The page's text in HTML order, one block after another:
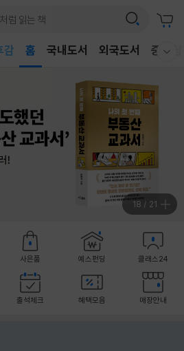
감
홈 국내도서 외국도서 중고샵
19 / 21
사은품 예스펀딩 클래스24
출석체크 혜택모음 매장안내